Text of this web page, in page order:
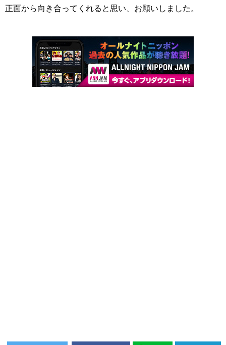
正面から向き合ってくれると思い、お願いしました。